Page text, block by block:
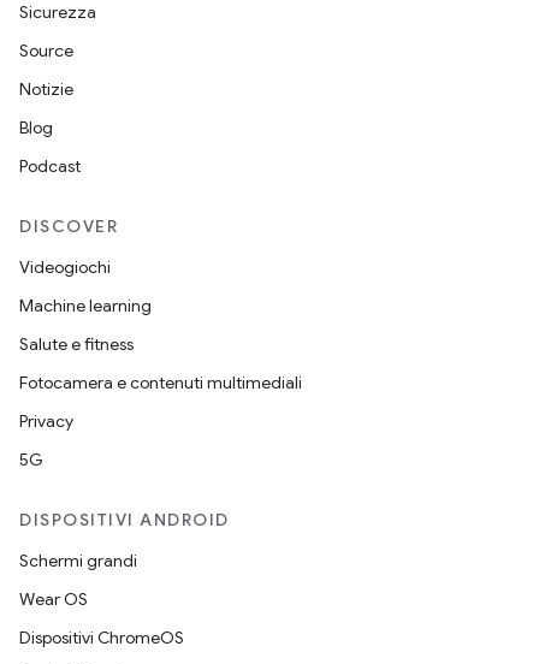
Sicurezza
Source
Notizie
Blog
Podcast
DISCOVER
Videogiochi
Machine learning
Salute e fitness
Fotocamera e contenuti multimediali
Privacy
5G
DISPOSITIVI ANDROID
Schermi grandi
Wear OS
Dispositivi ChromeOS